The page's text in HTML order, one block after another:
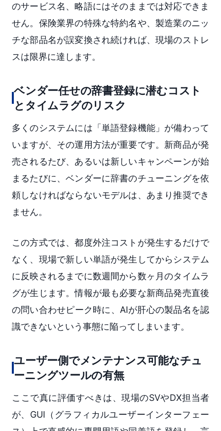
のサービス名、略語にはそのままでは対応できま
せん。保険業界の特殊な特約名や、製造業のニッ
チな部品名が誤変換され続ければ、現場のストレ
スは限界に達します。
ベンダー任せの辞書登録に潜むコスト
とタイムラグのリスク
多くのシステムには「単語登録機能」が備わって
いますが、その運用方法が重要です。新商品が発
売されるたび、あるいは新しいキャンペーンが始
まるたびに、ベンダーに辞書のチューニングを依
頼しなければならないモデルは、あまり推奨でき
ません。
この方式では、都度外注コストが発生するだけで
なく、現場で新しい単語が発生してからシステム
に反映されるまでに数週間から数ヶ月のタイムラ
グが生じます。情報が最も必要な新商品発売直後
の問い合わせピーク時に、AIが肝心の製品名を認
識できないという事態に陥ってしまいます。
ユーザー側でメンテナンス可能なチュ
ーニングツールの有無
ここで真に評価すべきは、現場のSVやDX担当者
が、GUI（グラフィカルユーザーインターフェー